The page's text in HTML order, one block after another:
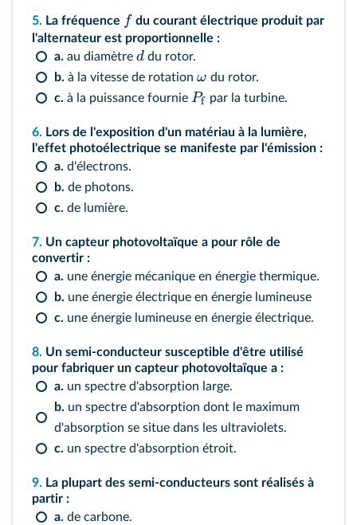
5. La fréquence f du courant électrique produit par
l'alternateur est proportionnelle :
a. au diamètre d du rotor.
b. à la vitesse de rotation ω du rotor.
c. à la puissance fournie Pf par la turbine.
6. Lors de l'exposition d'un matériau à la lumière,
l'effet photoélectrique se manifeste par l'émission :
a. d'électrons.
b. de photons.
c. de lumière.
7. Un capteur photovoltaïque a pour rôle de
convertir :
a. une énergie mécanique en énergie thermique.
b. une énergie électrique en énergie lumineuse
c. une énergie lumineuse en énergie électrique.
8. Un semi-conducteur susceptible d'être utilisé
pour fabriquer un capteur photovoltaïque a :
a. un spectre d'absorption large.
b.
d'absorption se situe dans les ultraviolets.
c. un spectre d'absorption étroit.
9. La plupart des semi-conducteurs sont réalisés à
partir :
a. de carbone.